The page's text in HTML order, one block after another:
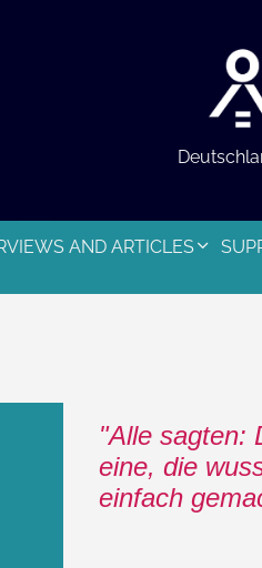
AND ARTICLES
Alle sagten:
eine, die
einfach